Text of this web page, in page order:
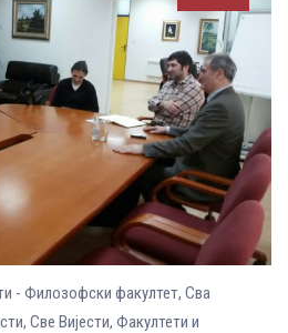
- Филозофски факултет, Сва
, Све Вијести, Факултети и